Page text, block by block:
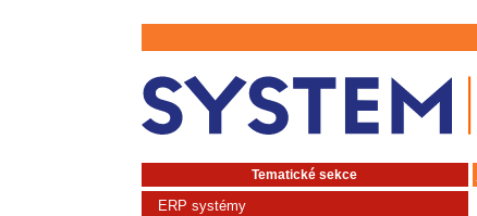
Tematické sekce
ERP systémy